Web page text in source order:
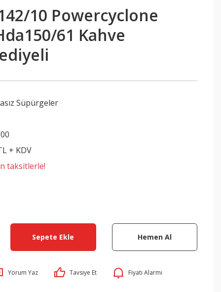
10 Powercyclone
61 Kahve
Süpürgeler
+ KDV
taksitlerle!
Sepete Ekle Hemen Al
Yorum Yaz Tavsiye Et Fiyatı Alarmı